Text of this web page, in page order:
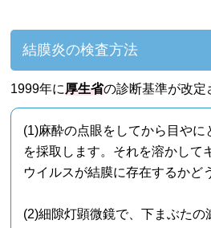
結膜炎の検査方法
1999年に厚生省の診断基準が改定
(1)麻酔の点眼をしてから目や
を採取します。それを溶かして
ウイルスが結膜に存在するかど
(2)細隙灯顕微鏡で、下まぶた